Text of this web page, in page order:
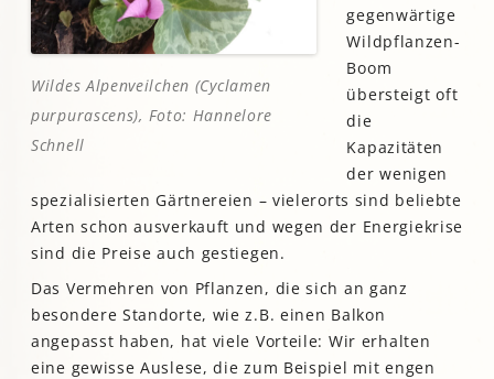
Wildes Alpenveilchen (Cyclamen
purpurascens), Foto: Hannelore
Schnell
gegenwärtige
Wildpflanzen-
Boom
übersteigt oft
die
Kapazitäten
der wenigen
spezialisierten Gärtnereien – vielerorts sind beliebte
Arten schon ausverkauft und wegen der Energiekrise
sind die Preise auch gestiegen.
Das Vermehren von Pflanzen, die sich an ganz
besondere Standorte, wie z.B. einen Balkon
angepasst haben, hat viele Vorteile: Wir erhalten
eine gewisse Auslese, die zum Beispiel mit engen